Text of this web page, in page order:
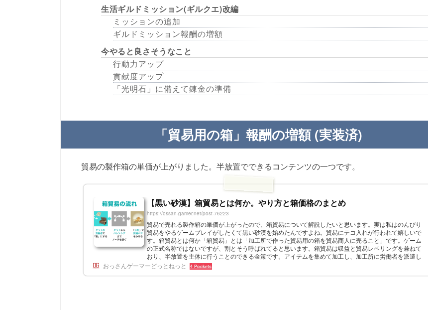
生活ギルドミッション(ギルクエ)改編
ミッションの追加
ギルドミッション報酬の増額
今やると良さそうなこと
行動力アップ
貢献度アップ
「光明石」に備えて錬金の準備
「貿易用の箱」報酬の増額 (実装済)
貿易の製作箱の単価が上がりました。半放置でできるコンテンツの一つです。
【黒い砂漠】箱貿易とは何か。やり方と箱価格のまとめ
https://ossan-gamer.net/post-76223
貿易で売れる製作箱の単価が上がったので、箱貿易について解説したいと思います。実は私はのんびり
貿易をやるゲームプレイがしたくて黒い砂漠を始めたんですよね。貿易にテコ入れが行われて嬉しいで
す。箱貿易とは何か「箱貿易」とは「加工所で作った貿易用の箱を貿易商人に売ること」です。ゲーム
の正式名称ではないですが、割とそう呼ばれてると思います。箱貿易は収益と貿易レベリングを兼ねて
おり、半放置を主体に行うことのできる金策です。アイテムを集めて加工し、加工所に労働者を派遣し
て「箱」にし、それを遠方で売ります。...
おっさんゲーマーどっとねっと 4 Pockets